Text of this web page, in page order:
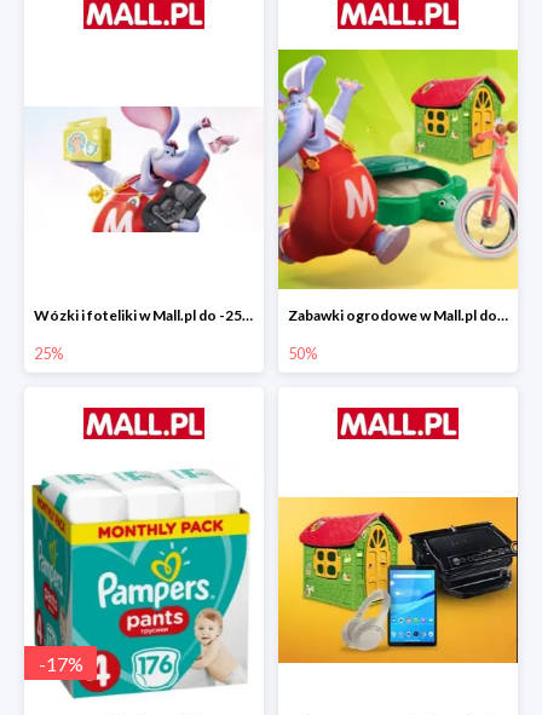
Wózki i foteliki w Mall.pl do -25%
25%
Zabawki ogrodowe w Mall.pl do -40%
50%
-17%